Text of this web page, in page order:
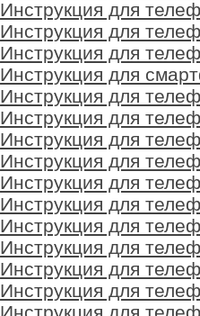
Инструкция для
Инструкция для
Инструкция для
Инструкция для
Инструкция для
Инструкция для
Инструкция для
Инструкция для
Инструкция для
Инструкция для
Инструкция для
Инструкция для
Инструкция для
Инструкция для